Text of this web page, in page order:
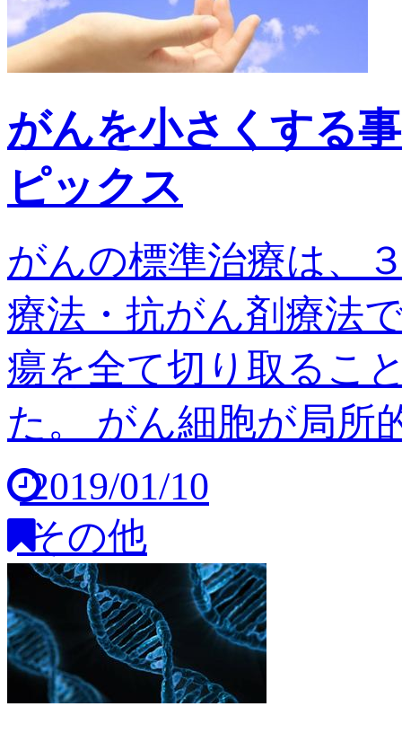
がんを小さくする
ピックス
がんの標準治療は、
療法・抗がん剤療法
瘍を全て切り取るこ
た。 がん細胞が局所
2019/01/10
その他